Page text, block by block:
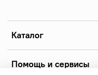
Каталог
Помощь и сервисы